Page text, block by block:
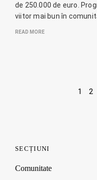
de 250.000 de euro.
viitor mai bun în
READ MORE
1 2
SECȚIUNI
Comunitate